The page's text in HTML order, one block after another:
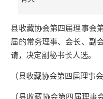
县收藏协会第四届理事会
届的常务理事、会长、副
请，决定副秘书长人选。
（县收藏协会第四届理事
（县收藏协会第四届理事